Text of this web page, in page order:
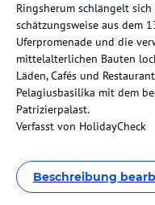
Ringsherum schlängelt
schätzungsweise aus dem
Uferpromenade und die
mittelalterlichen Bauten
Läden, Cafés und
Pelagiusbasilika mit dem
Patrizierpalast.
Verfasst von HolidayCheck
Beschreibung